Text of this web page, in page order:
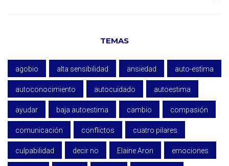
TEMAS
agobio alta sensibilidad ansiedad auto-estima
autoconocimiento autocuidado autoestima
ayudar baja autoestima cambio compasión
comunicación conflictos cuatro pilares
culpabilidad decir no Elaine Aron emociones